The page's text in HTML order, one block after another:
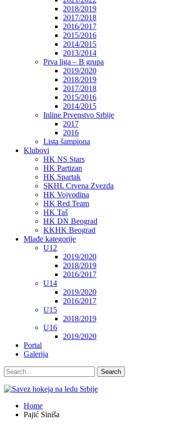
2018/2019
2017/2018
2016/2017
2015/2016
2014/2015
2013/2014
Prva liga – B grupa
2019/2020
2018/2019
2017/2018
2015/2016
2014/2015
Inline Prvenstvo Srbije
2017
2016
Lista šampiona
Klubovi
HK NS Stars
HK Partizan
HK Spartak
SKHL Crvena Zvezda
HK Vojvodina
HK Red Team
HK Taš
HK DN Beograd
KKHK Beograd
Mlađe kategorije
U12
2019/2020
2018/2019
2016/2017
U14
2019/2020
2016/2017
U15
2018/2019
U16
2019/2020
Portal
Galerija
Home
Pajić Siniša